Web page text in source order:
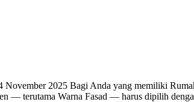
2025 Bagi Anda yang memiliki
— terutama Warna Fasad — harus dipilih